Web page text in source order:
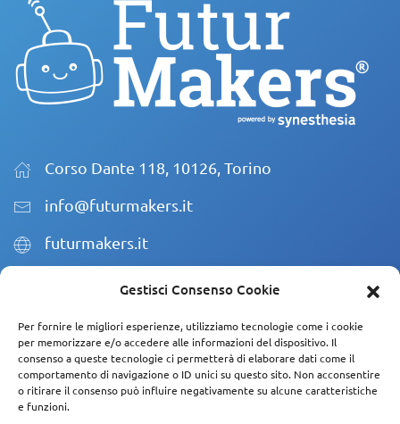
Gestisci Consenso Cookie
Per fornire le migliori esperienze, utilizziamo tecnologie come i cookie
per memorizzare e/o accedere alle informazioni del dispositivo. Il
consenso a queste tecnologie ci permetterà di elaborare dati come il
comportamento di navigazione o ID unici su questo sito. Non acconsentire
o ritirare il consenso può influire negativamente su alcune caratteristiche
e funzioni.
Corso Dante 118, 10126, Torino
info@futurmakers.it
futurmakers.it
P.IVA 10502360018
Reg.Impr: IT-10502360018
REA: TO1138546
Cap.Soc.: 10000€ i.v.